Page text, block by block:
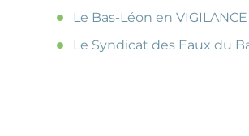
Le Bas-Léon en
Le Syndicat des Eaux du